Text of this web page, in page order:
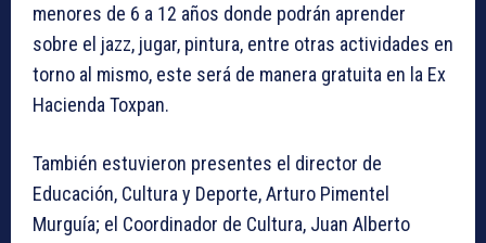
menores de 6 a 12 años donde podrán aprender
sobre el jazz, jugar, pintura, entre otras actividades en
torno al mismo, este será de manera gratuita en la Ex
Hacienda Toxpan.
También estuvieron presentes el director de
Educación, Cultura y Deporte, Arturo Pimentel
Murguía; el Coordinador de Cultura, Juan Alberto